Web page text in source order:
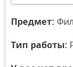
Предмет:
Тип работы: